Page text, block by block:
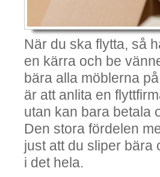
När du ska flytta, så
en kärra och be
bära alla möblerna
är att anlita en
utan kan bara betala
Den stora fördelen
just att du sliper bära
i det hela.